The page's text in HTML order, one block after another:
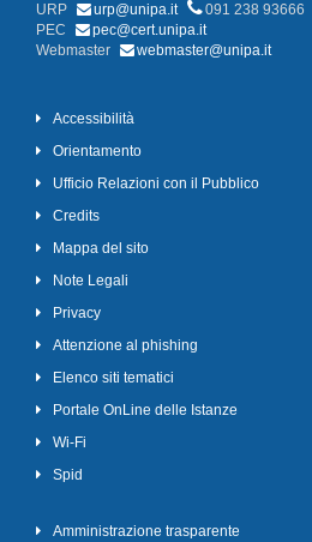
URP
urp@unipa.it
091 238 93666
PEC
pec@cert.unipa.it
Webmaster
webmaster@unipa.it
Accessibilità
Orientamento
Ufficio Relazioni con il Pubblico
Credits
Mappa del sito
Note Legali
Privacy
Attenzione al phishing
Elenco siti tematici
Portale OnLine delle Istanze
Wi-Fi
Spid
Amministrazione trasparente